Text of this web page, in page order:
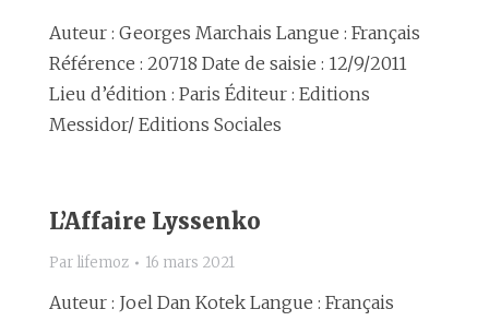
Auteur : Georges Marchais Langue : Français
Référence : 20718 Date de saisie : 12/9/2011
Lieu d’édition : Paris Éditeur : Editions
Messidor/ Editions Sociales
L’Affaire Lyssenko
Par lifemoz 16 mars 2021
Auteur : Joel Dan Kotek Langue : Français